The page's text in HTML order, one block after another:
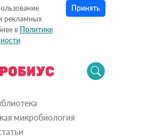
рекламных
в Политике
Принять
микробиология